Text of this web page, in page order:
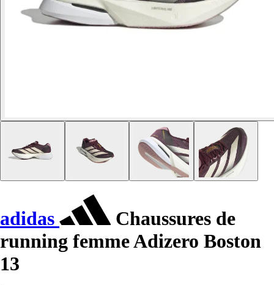
adidas
Chaussures de
running femme Adizero Boston
13